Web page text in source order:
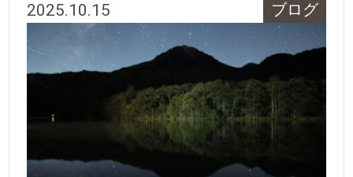
2025.10.15 ブログ